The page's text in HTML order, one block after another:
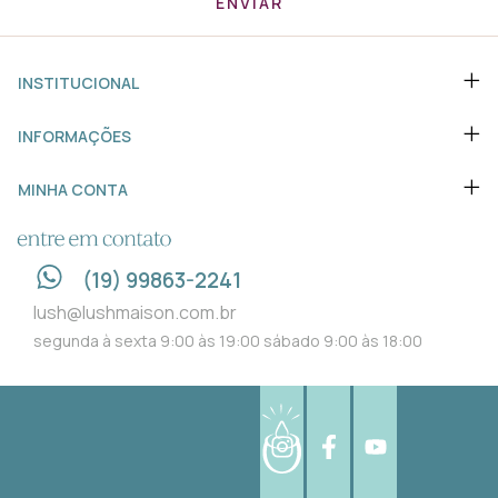
INSTITUCIONAL
INFORMAÇÕES
MINHA CONTA
ENTRE EM CONTATO
(19) 99863-2241
lush@lushmaison.com.br
segunda à sexta 9:00 às 19:00 sábado 9:00 às 18:00